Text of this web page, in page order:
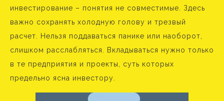
инвестирование – понятия не совместимые. Здесь
важно сохранять холодную голову и трезвый
расчет. Нельзя поддаваться панике или наоборот,
слишком расслабляться. Вкладываться нужно только
в те предприятия и проекты, суть которых
предельно ясна инвестору.